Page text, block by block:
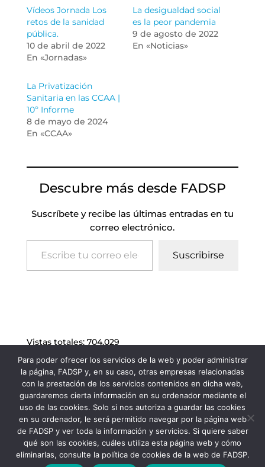
Vídeos Jornada Los
retos de la sanidad
pública.
10 de abril de 2022
En «Jornadas»
La desigualdad social
es la peor pandemia
9 de agosto de 2022
En «Noticias»
La Privatización
Sanitaria en las CCAA |
10º Informe
8 de mayo de 2024
En «CCAA»
Descubre más desde FADSP
Suscríbete y recibe las últimas entradas en tu
correo electrónico.
Escribe tu correo electrónico…
Suscribirse
Vistas totales: 704.029
FADSP · 2023 |Aviso legal|Política de
Para poder ofrecer los servicios de la web y poder administrar
la página, FADSP y, en su caso, otras empresas relacionadas
con la prestación de los servicios contenidos en dicha web,
guardaremos cierta información en su ordenador mediante el
uso de las cookies. Solo si nos autoriza a guardar las cookies
en su ordenador, le será permitido navegar por la página web
de FADSP y ver toda la información y servicios. Si quiere saber
qué son las cookies, cuáles utiliza esta página web y cómo
eliminarlas, consulte la política de cookies de la web de FADSP.